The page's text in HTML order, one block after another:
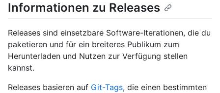
Informationen zu Releases
Releases sind einsetzbare Software-Iterationen, die du
paketieren und für ein breiteres Publikum zum
Herunterladen und Nutzen zur Verfügung stellen
kannst.
Releases basieren auf Git-Tags, die einen bestimmten